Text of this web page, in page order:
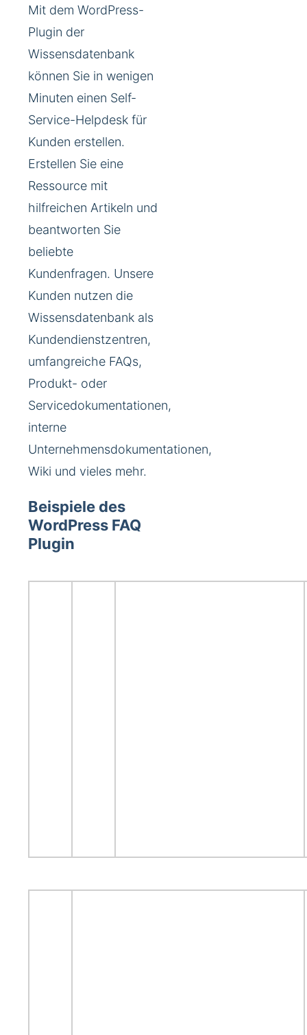
Mit dem WordPress-
Plugin der
Wissensdatenbank
können Sie in wenigen
Minuten einen Self-
Service-Helpdesk für
Kunden erstellen.
Erstellen Sie eine
Ressource mit
hilfreichen Artikeln und
beantworten Sie
beliebte
Kundenfragen. Unsere
Kunden nutzen die
Wissensdatenbank als
Kundendienstzentren,
umfangreiche FAQs,
Produkt- oder
Servicedokumentationen,
interne
Unternehmensdokumentationen,
Wiki und vieles mehr.
Beispiele des
WordPress FAQ
Plugin